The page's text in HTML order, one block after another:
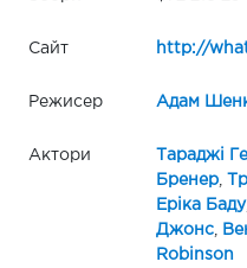
Сайт http://
Режисер Адам
Актори Тараджі
Бренер,
Еріка Баду,
Джонс,
Robinson